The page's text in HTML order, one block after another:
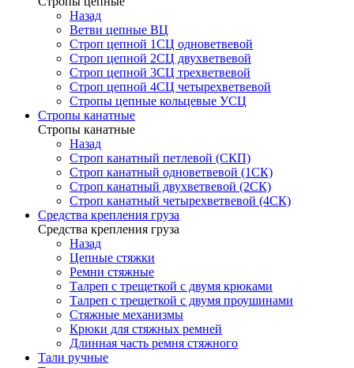
Назад
Ветви цепные ВЦ
Строп цепной 1СЦ одноветвевой
Строп цепной 2СЦ двухветвевой
Строп цепной 3СЦ трехветвевой
Строп цепной 4СЦ четырехветвевой
Стропы цепные кольцевые УСЦ
Стропы канатные
Стропы канатные
Назад
Строп канатный петлевой (СКП)
Строп канатный одноветвевой (1СК)
Строп канатный двухветвевой (2СК)
Строп канатный четырехветвевой (4СК)
Средства крепления груза
Средства крепления груза
Назад
Цепные стяжки
Ремни стяжные
Талреп с трещеткой с двумя крюками
Талреп с трещеткой с двумя проушинами
Стяжные механизмы
Крюки для стяжных ремней
Длинная часть ремня стяжного
Тали ручные